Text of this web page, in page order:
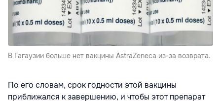
В Гагаузии больше нет вакцины AstraZeneca из-за возврата.
По его словам, срок годности этой вакцины
приближался к завершению, и чтобы этот препарат